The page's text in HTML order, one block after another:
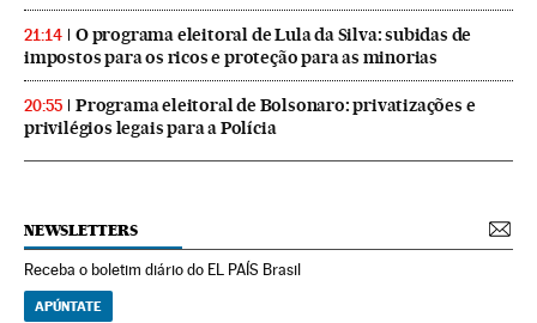
21:14
O programa eleitoral de Lula da Silva: subidas de
impostos para os ricos e proteção para as minorias
20:55
Programa eleitoral de Bolsonaro: privatizações e
privilégios legais para a Polícia
NEWSLETTERS
Receba o boletim diário do EL PAÍS Brasil
APÚNTATE